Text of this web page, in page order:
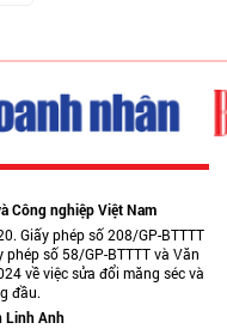
Công nghiệp Việt Nam
Giấy phép số 208/GP-BTTTT
số 58/GP-BTTTT và Văn
về việc sửa đổi măng séc và
đầu.
Linh Anh